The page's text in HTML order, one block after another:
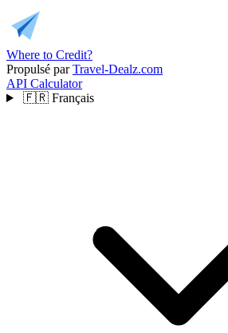
Where to Credit?
Propulsé par Travel-Dealz.com
API Calculator
🇫🇷 Français